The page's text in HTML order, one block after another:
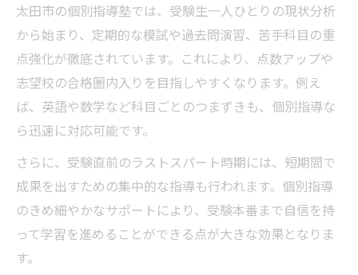
個別指導塾の柔軟な時間割が両立をサポー
ト
効率的なスケジュール管理で大学受験に備
える
個別指導が習い事との両立に役立つ理由
最新入試傾向に対応した個別指導術
個別指導で最新大学受験傾向に対応する方
法
入試情報を活かした個別指導のポイント
個別指導塾が行う入試対策の実際
太田市の個別指導塾では、受験生一人ひとりの現状分析
から始まり、定期的な模試や過去問演習、苦手科目の重
点強化が徹底されています。これにより、点数アップや
志望校の合格圏内入りを目指しやすくなります。例え
ば、英語や数学など科目ごとのつまずきも、個別指導な
ら迅速に対応可能です。
さらに、受験直前のラストスパート時期には、短期間で
成果を出すための集中的な指導も行われます。個別指導
のきめ細やかなサポートにより、受験本番まで自信を持
って学習を進めることができる点が大きな効果となりま
す。